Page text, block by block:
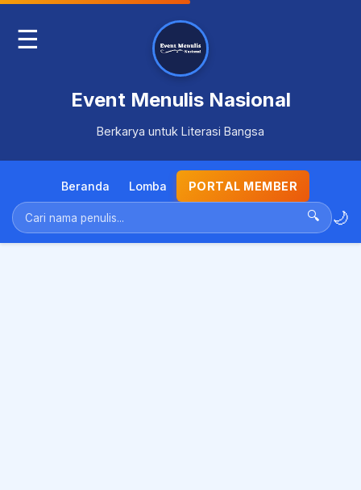
☰
Event Menulis Nasional
Berkarya untuk Literasi Bangsa
Beranda Lomba PORTAL MEMBER
🔍 🌙